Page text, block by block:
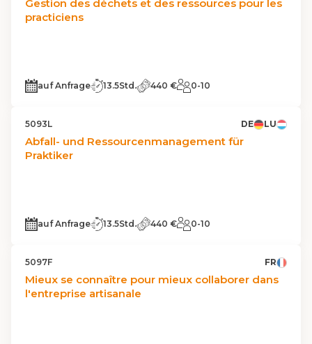
Gestion des déchets et des ressources pour les
practiciens
auf Anfrage 13.5Std. 440 € 0-10
5093L DE LU
Abfall- und Ressourcenmanagement für
Praktiker
auf Anfrage 13.5Std. 440 € 0-10
5097F FR
Mieux se connaître pour mieux collaborer dans
l'entreprise artisanale